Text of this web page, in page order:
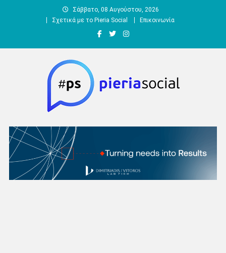
Σάββατο, 08 Αυγούστου, 2026
Σχετικά με το Pieria Social
Επικοινωνία
Pieria Social